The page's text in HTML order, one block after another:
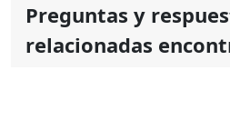
Preguntas y
relacionadas